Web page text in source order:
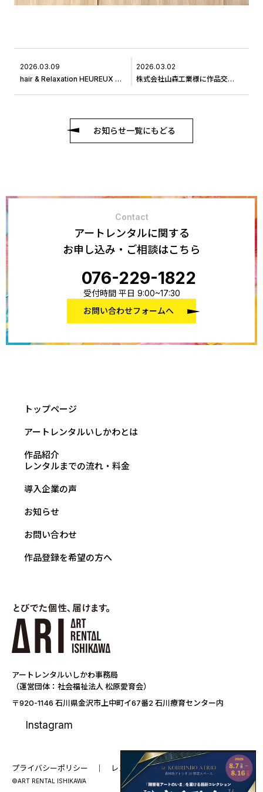
2026.03.09
hair & Relaxation HEUREUX HEURE（ウル―ウール）様へ作品をお届けしました#8
2026.03.02
株式会社山森工業様に作品交換に伺いました＃17
お知らせ一覧にもどる
Contact
アートレンタルに関する
お申し込み・ご相談はこちら
076-229-1822
受付時間 平日 9:00~17:30
お問い合わせフォームへ
アートレンタルいしかわ事務局
（運営団体：社会福祉法人 松原愛育会）
〒920-1146 石川県金沢市上中町イ67番2 石川療育センター内
Instagram
トップページ
アートレンタルいしかわとは
作品紹介
レンタルまでの流れ・料金
導入企業の声
お知らせ
お問い合わせ
作品登録を希望の方へ
©ART RENTAL ISHIKAWA
プライバシーポリシー レンタル要項